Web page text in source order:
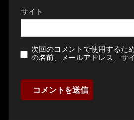
サイト
次回のコメントで使用するた
の名前、メールアドレス、サ